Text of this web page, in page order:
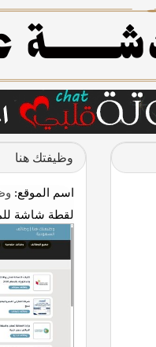
وظيفتك هنا
اسم الموقع:
لقطة شاشة